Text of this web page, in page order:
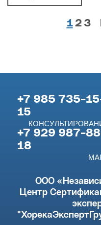
1 2 3
+7 985 735-
15
+7 929 987-
18
ООО
Центр